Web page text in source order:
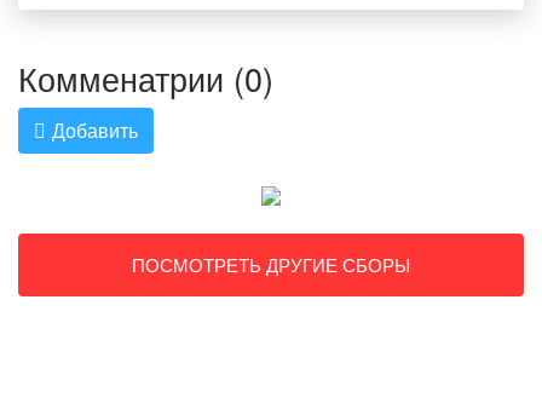
Комменатрии (0)
Добавить
ПОСМОТРЕТЬ ДРУГИЕ СБОРЫ